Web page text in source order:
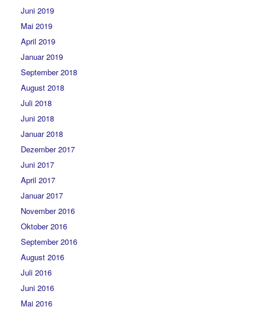
Juni 2019
Mai 2019
April 2019
Januar 2019
September 2018
August 2018
Juli 2018
Juni 2018
Januar 2018
Dezember 2017
Juni 2017
April 2017
Januar 2017
November 2016
Oktober 2016
September 2016
August 2016
Juli 2016
Juni 2016
Mai 2016